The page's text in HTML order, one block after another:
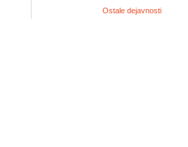
Ostale dejavnosti